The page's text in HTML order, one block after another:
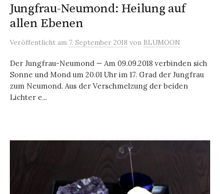
Jungfrau-Neumond: Heilung auf
allen Ebenen
Veröffentlicht am 7. September 2018 von BLUMOON
Der Jungfrau-Neumond — Am 09.09.2018 verbinden sich
Sonne und Mond um 20.01 Uhr im 17. Grad der Jungfrau
zum Neumond. Aus der Verschmelzung der beiden
Lichter e...